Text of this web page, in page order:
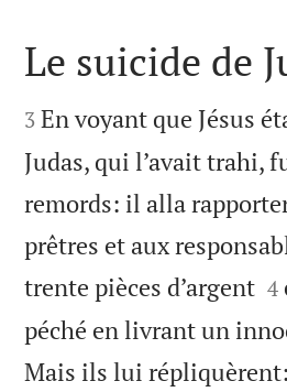

Le suicide de

3 En voyant que Jésus
Judas, qui l’avait trahi,
remords: il alla
prêtres et aux
trente pièces d’argent
4
péché en livrant un
Mais ils lui